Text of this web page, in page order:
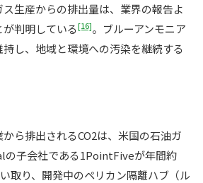
生産からの排出量は、業界の報告よ
判明している[16]。ブルーアンモニア
し、地域と環境への汚染を継続する
ら排出されるCO2は、米国の石油ガ
の子会社である1PointFiveが年間約
取り、開発中のペリカン隔離ハブ（ル